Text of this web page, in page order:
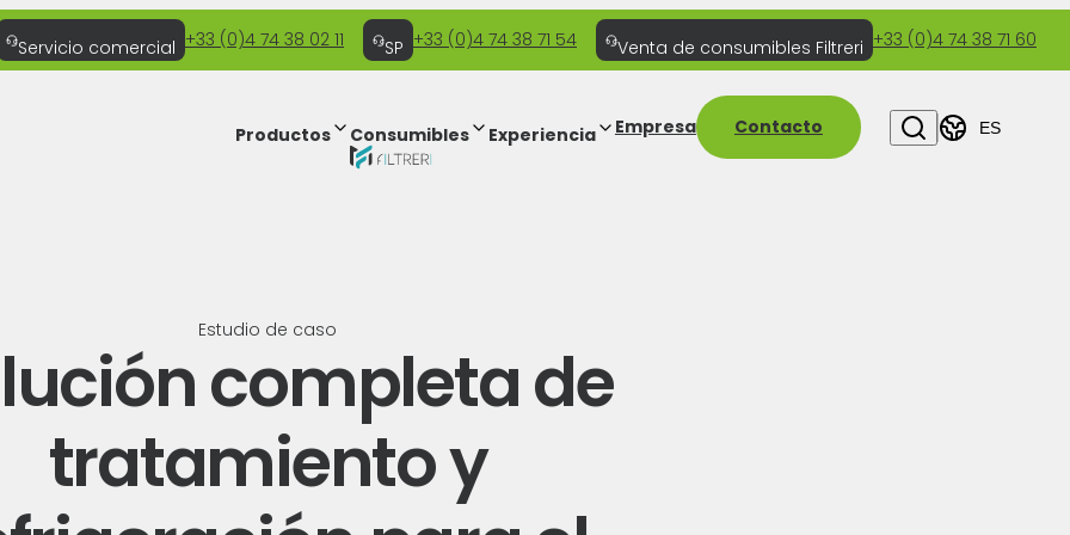
Servicio comercial +33 (0)4 74 38 02 11 SP +33 (0)4 74 38 71 54 Venta de consumibles Filtreri +33 (0)4 74 38 71 60
Productos Consumibles Experiencia Empresa Contacto ES
Estudio de caso
completa de
tratamiento y